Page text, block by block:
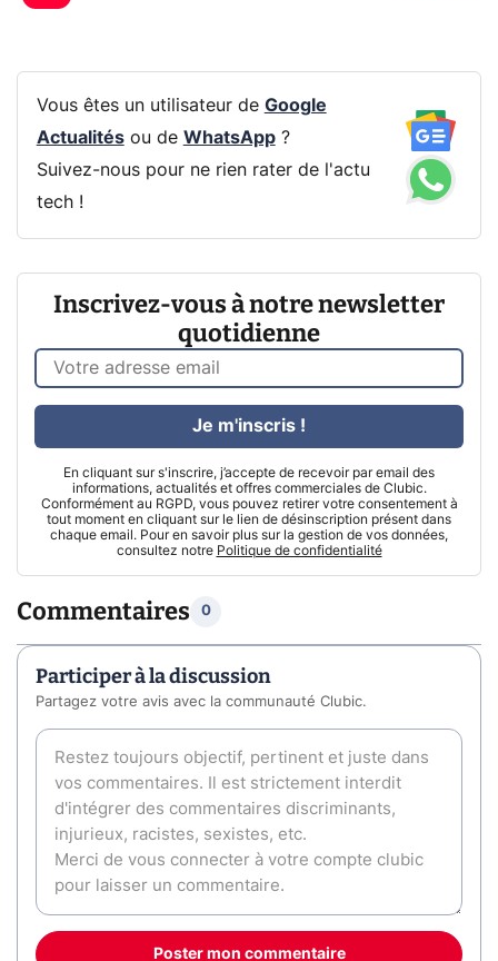
Vous êtes un utilisateur de Google
Actualitésou de WhatsApp?
Suivez-nous pour ne rien rater de l'actu
tech !
Inscrivez-vous à notre newsletter
quotidienne
En cliquant sur s'inscrire, j’accepte de recevoir par email des
informations, actualités et offres commerciales de Clubic.
Conformément au RGPD, vous pouvez retirer votre consentement à
tout moment en cliquant sur le lien de désinscription présent dans
chaque email. Pour en savoir plus sur la gestion de vos données,
consultez notre Politique de confidentialité
Je m'inscris !
Commentaires 0
Participer à la discussion
Partagez votre avis avec la communauté Clubic.
Poster mon commentaire